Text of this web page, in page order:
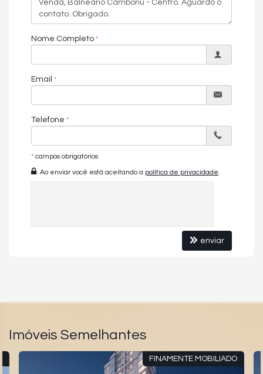
Nome Completo
Email
Telefone
* campos obrigatórios
Ao enviar você está aceitando a política de privacidade
enviar
Imóveis Semelhantes
FINAMENTE MOBILIADO